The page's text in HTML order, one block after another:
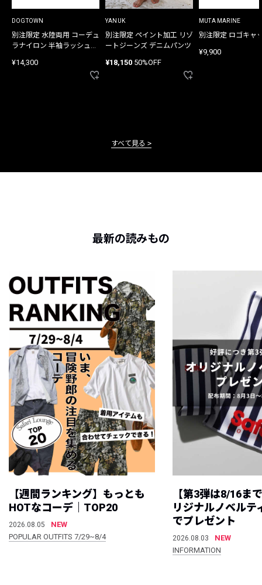
DOGTOWN
別注限定 水陸両用 コーデュ
ラナイロン 半袖ラッシュガ
¥14,300
YANUK
別注限定 ペイント加工 リゾ
ートジーンズ デニムパンツ
¥18,150 50%OFF
MUTA MARINE
別注限定 ロゴキャ
¥9,900
すべて見る
最新の読みもの
【週間ランキング】もっとも
HOTなコーデ｜TOP20
2026.08.05
NEW
POPULAR OUTFITS 7/29~8/4
【第3弾は8/16ま
リジナルノベルテ
でプレゼント
2026.08.03
NEW
INFORMATION